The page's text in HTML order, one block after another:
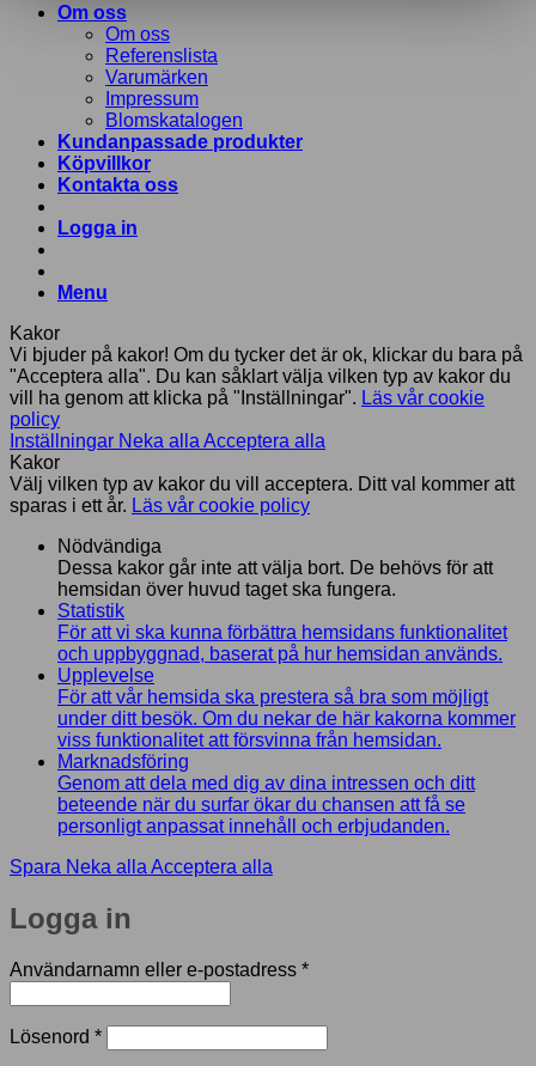
Om oss
Om oss
Referenslista
Varumärken
Impressum
Blomskatalogen
Kundanpassade produkter
Köpvillkor
Kontakta oss
Logga in
Menu
Kakor
Vi bjuder på kakor! Om du tycker det är ok, klickar du bara på
"Acceptera alla". Du kan såklart välja vilken typ av kakor du
vill ha genom att klicka på "Inställningar". Läs vår cookie
policy
Inställningar Neka alla Acceptera alla
Kakor
Välj vilken typ av kakor du vill acceptera. Ditt val kommer att
sparas i ett år. Läs vår cookie policy
Nödvändiga
Dessa kakor går inte att välja bort. De behövs för att
hemsidan över huvud taget ska fungera.
Statistik
För att vi ska kunna förbättra hemsidans funktionalitet
och uppbyggnad, baserat på hur hemsidan används.
Upplevelse
För att vår hemsida ska prestera så bra som möjligt
under ditt besök. Om du nekar de här kakorna kommer
viss funktionalitet att försvinna från hemsidan.
Marknadsföring
Genom att dela med dig av dina intressen och ditt
beteende när du surfar ökar du chansen att få se
personligt anpassat innehåll och erbjudanden.
Spara Neka alla Acceptera alla
Logga in
Användarnamn eller e-postadress *Obligatoriskt
Lösenord *Obligatoriskt